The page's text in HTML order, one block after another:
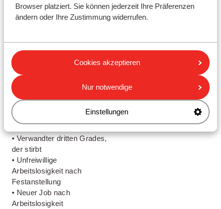
Browser platziert. Sie können jederzeit Ihre Präferenzen
ändern oder Ihre Zustimmung widerrufen.
Cookies akzeptieren
Nur notwendige
Einstellungen
Sunweb Reiseversicherung
Rücktrittsentschädigung
aus triftigem Grund:
• Krankheit oder Unfall
• Verwandte ersten oder
zweiten Grades, die sterben
• Verwandter dritten Grades,
der stirbt
• Unfreiwillige
Arbeitslosigkeit nach
Festanstellung
• Neuer Job nach
Arbeitslosigkeit